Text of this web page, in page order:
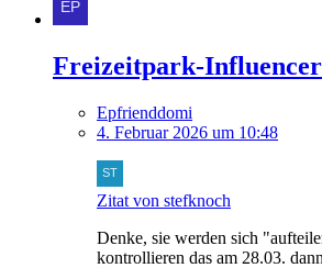
Freizeitpark-Influencer
Epfrienddomi
4. Februar 2026 um 10:48
Zitat von stefknoch
Denke, sie werden sich
kontrollieren das am 28.03.